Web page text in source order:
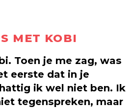
MET KOBI
Toen je me zag, was
eerste dat in je
ik wel niet ben. Ik
tegenspreken, maar